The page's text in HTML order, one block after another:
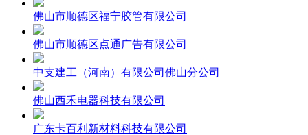
佛山市顺德区福宁胶管有限公司
佛山市顺德区点通广告有限公司
中支建工（河南）有限公司佛山分公司
佛山西禾电器科技有限公司
广东卡百利新材料科技有限公司